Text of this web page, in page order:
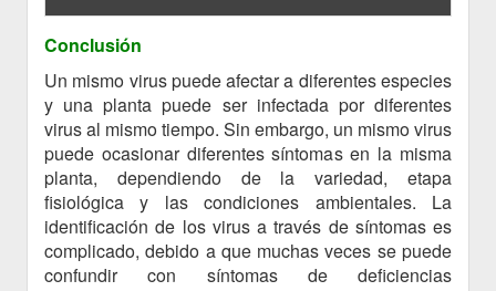
Conclusión
Un mismo virus puede afectar a diferentes especies
y una planta puede ser infectada por diferentes
virus al mismo tiempo. Sin embargo, un mismo virus
puede ocasionar diferentes síntomas en la misma
planta, dependiendo de la variedad, etapa
fisiológica y las condiciones ambientales. La
identificación de los virus a través de síntomas es
complicado, debido a que muchas veces se puede
confundir con síntomas de deficiencias